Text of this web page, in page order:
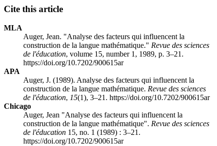
Cite this article
MLA
Auger, Jean. "Analyse des facteurs qui influencent la
construction de la langue mathématique." Revue des sciences
de l'éducation, volume 15, number 1, 1989, p. 3–21.
https://doi.org/10.7202/900615ar
APA
Auger, J. (1989). Analyse des facteurs qui influencent la
construction de la langue mathématique. Revue des sciences
de l'éducation, 15(1), 3–21. https://doi.org/10.7202/900615ar
Chicago
Auger, Jean "Analyse des facteurs qui influencent la
construction de la langue mathématique". Revue des sciences
de l'éducation 15, no. 1 (1989) : 3–21.
https://doi.org/10.7202/900615ar